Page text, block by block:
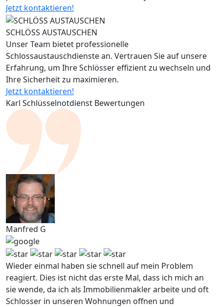
Jetzt kontaktieren!
SCHLÖSS AUSTAUSCHEN
Unser Team bietet professionelle
Schlossaustauschdienste an. Vertrauen Sie auf unsere
Erfahrung, um Ihre Schlösser effizient zu wechseln und
Ihre Sicherheit zu maximieren.
Jetzt kontaktieren!
Karl Schlüsselnotdienst Bewertungen
Manfred G
Wieder einmal haben sie schnell auf mein Problem
reagiert. Dies ist nicht das erste Mal, dass ich mich an
sie wende, da ich als Immobilienmakler arbeite und oft
Schlosser in unseren Wohnungen offnen und